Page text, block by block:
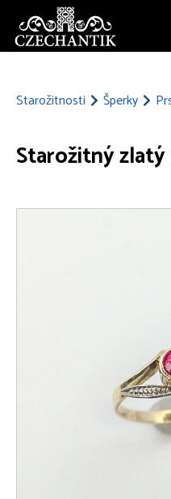
Starožitnosti Šperky
Starožitný